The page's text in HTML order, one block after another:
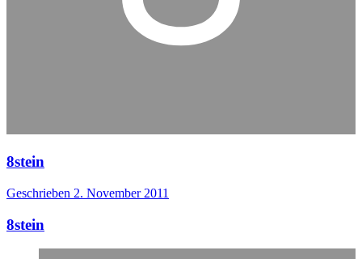
8stein
Geschrieben 2. November 2011
8stein